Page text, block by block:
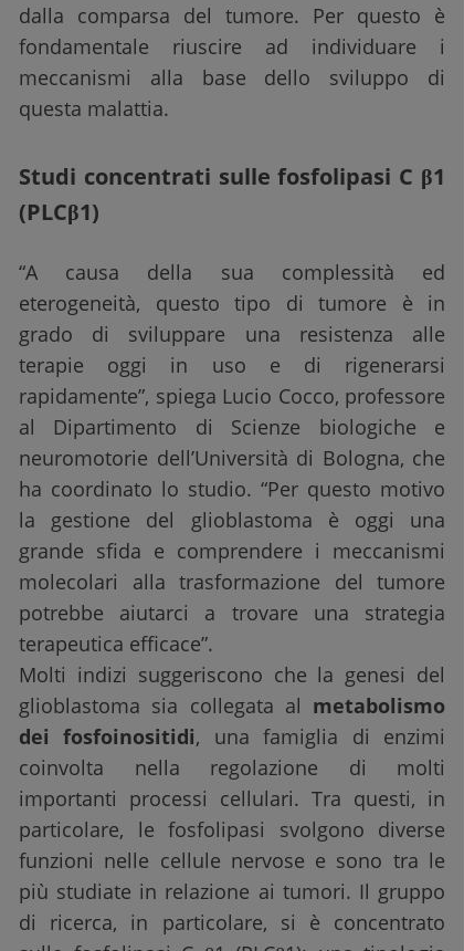
dalla comparsa del tumore. Per questo è
fondamentale riuscire ad individuare i
meccanismi alla base dello sviluppo di
questa malattia.
Studi concentrati sulle fosfolipasi C β1
(PLCβ1)
“A causa della sua complessità ed
eterogeneità, questo tipo di tumore è in
grado di sviluppare una resistenza alle
terapie oggi in uso e di rigenerarsi
rapidamente”, spiega Lucio Cocco, professore
al Dipartimento di Scienze biologiche e
neuromotorie dell’Università di Bologna, che
ha coordinato lo studio. “Per questo motivo
la gestione del glioblastoma è oggi una
grande sfida e comprendere i meccanismi
molecolari alla trasformazione del tumore
potrebbe aiutarci a trovare una strategia
terapeutica efficace”.
Molti indizi suggeriscono che la genesi del
glioblastoma sia collegata al metabolismo
dei fosfoinositidi, una famiglia di enzimi
coinvolta nella regolazione di molti
importanti processi cellulari. Tra questi, in
particolare, le fosfolipasi svolgono diverse
funzioni nelle cellule nervose e sono tra le
più studiate in relazione ai tumori. Il gruppo
di ricerca, in particolare, si è concentrato